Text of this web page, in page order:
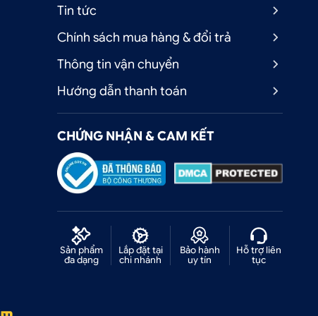
Tin tức
Chính sách mua hàng & đổi trả
Thông tin vận chuyển
Hướng dẫn thanh toán
CHỨNG NHẬN & CAM KẾT
Sản phẩm
đa dạng
Lắp đặt tại
chi nhánh
Bảo hành
uy tín
Hỗ trợ liên
tục